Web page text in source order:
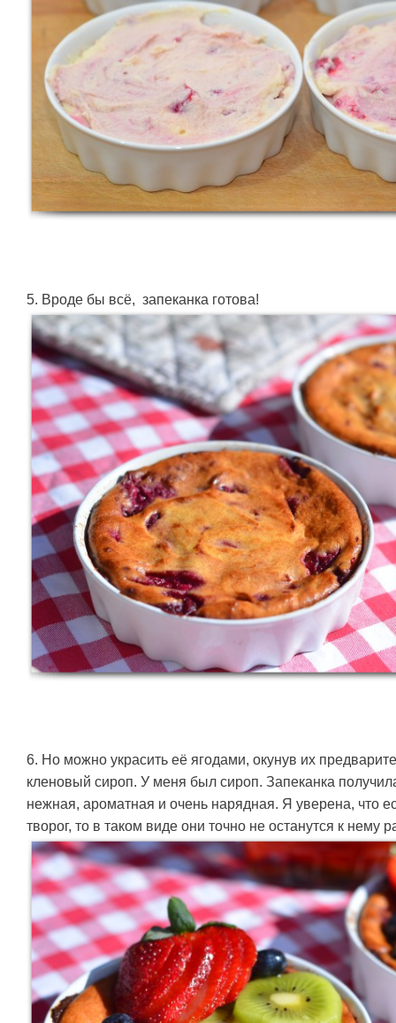
5. Вроде бы всё, запеканка готова!
6. Но можно украсить её ягодами, окунув их
кленовый сироп. У меня был сироп. Запеканка
нежная, ароматная и очень нарядная. Я уверена, что
творог, то в таком виде они точно не останутся к нему